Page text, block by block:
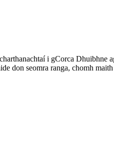
i gCorca
don seomra ranga, chomh